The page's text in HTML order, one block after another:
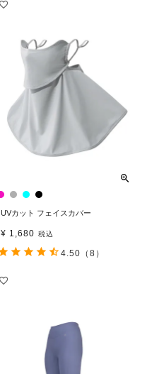
UVカット フェイスカバー
¥ 1,680 税込
4.50 （8）